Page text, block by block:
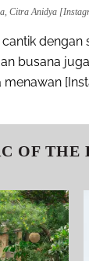
Citra Anidya
dengan
busana
OF THE